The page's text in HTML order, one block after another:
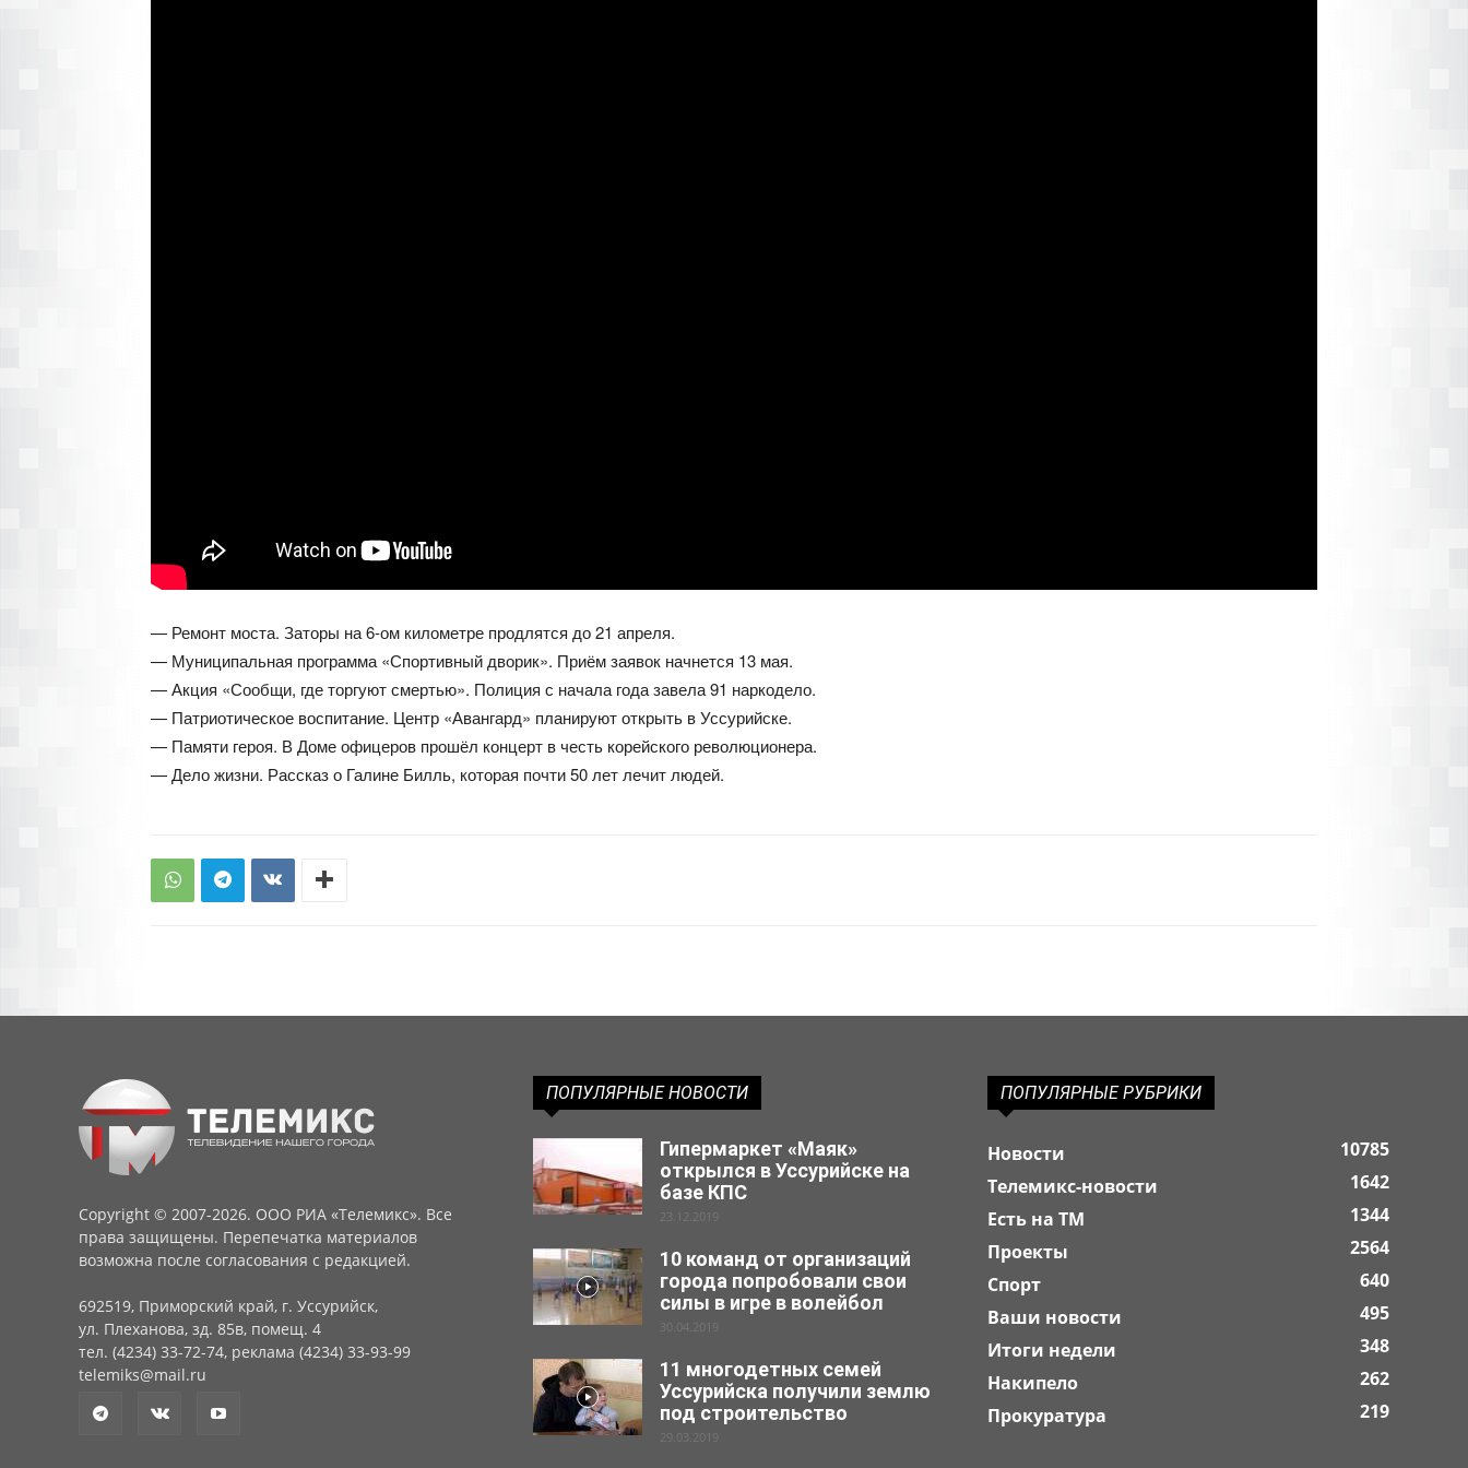
— Ремонт моста. Заторы на 6-ом километре продлятся до 21 апреля.
— Муниципальная программа «Спортивный дворик». Приём заявок начнется 13 мая.
— Акция «Сообщи, где торгуют смертью». Полиция с начала года завела 91 наркодело.
— Патриотическое воспитание. Центр «Авангард» планируют открыть в Уссурийске.
— Памяти героя. В Доме офицеров прошёл концерт в честь корейского революционера.
— Дело жизни. Рассказ о Галине Билль, которая почти 50 лет лечит людей.
Copyright © 2007-2026. ООО РИА «Телемикс». Все
права защищены. Перепечатка материалов
возможна после согласования с редакцией.
692519, Приморский край, г. Уссурийск,
ул. Плеханова, зд. 85в, помещ. 4
тел. (4234) 33-72-74, реклама (4234) 33-93-99
telemiks@mail.ru
ПОПУЛЯРНЫЕ НОВОСТИ
Гипермаркет «Маяк»
открылся в Уссурийске на
базе КПС
23.12.2019
10 команд от организаций
города попробовали свои
силы в игре в волейбол
30.04.2019
11 многодетных семей
Уссурийска получили землю
под строительство
29.03.2019
ПОПУЛЯРНЫЕ РУБРИКИ
Новости
10785
Телемикс-новости
1642
Есть на ТМ
1344
Проекты
2564
Спорт
640
Ваши новости
495
Итоги недели
348
Накипело
262
Прокуратура
219